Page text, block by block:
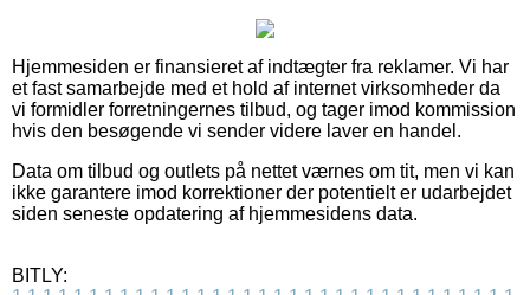
Hjemmesiden er finansieret af indtægter fra reklamer. Vi har
et fast samarbejde med et hold af internet virksomheder da
vi formidler forretningernes tilbud, og tager imod kommission
hvis den besøgende vi sender videre laver en handel.
Data om tilbud og outlets på nettet værnes om tit, men vi kan
ikke garantere imod korrektioner der potentielt er udarbejdet
siden seneste opdatering af hjemmesidens data.
BITLY: